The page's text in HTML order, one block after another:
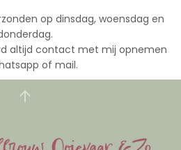
op dinsdag, woensdag en
altijd contact met mij opnemen
of mail.